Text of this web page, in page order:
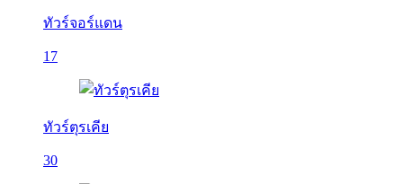
ทัวร์จอร์แดน
17
ทัวร์ตุรเคีย
30